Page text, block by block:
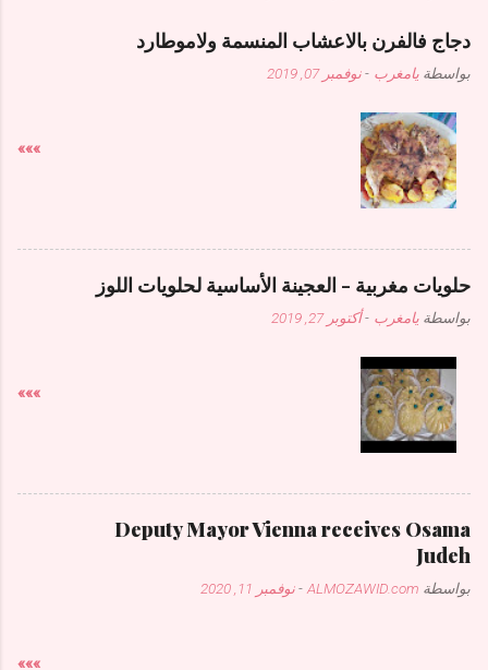
دجاج فالفرن بالاعشاب المنسمة ولاموطارد
بواسطة يامغرب -نوفمبر 07, 2019
»»»
حلويات مغربية - العجينة الأساسية لحلويات اللوز
بواسطة يامغرب -أكتوبر 27, 2019
»»»
Deputy Mayor Vienna receives Osama
Judeh
بواسطة ALMOZAWID.com
-نوفمبر 11, 2020
»»»